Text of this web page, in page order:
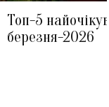
Топ-5
березня-2026